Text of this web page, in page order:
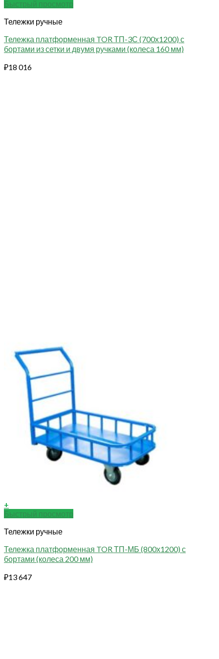
Быстрый просмотр
Тележки ручные
Тележка платформенная TOR ТП-3С (700х1200) с
бортами из сетки и двумя ручками (колеса 160 мм)
₽18 016
+
Быстрый просмотр
Тележки ручные
Тележка платформенная TOR ТП-МБ (800х1200) с
бортами (колеса 200 мм)
₽13 647